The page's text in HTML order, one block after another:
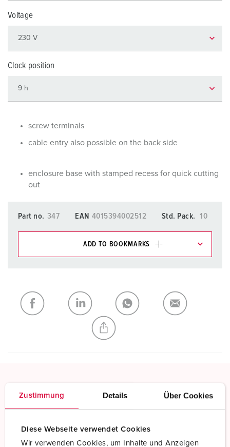
Zustimmung Details Über Cookies
Diese Webseite verwendet Cookies
Wir verwenden Cookies, um Inhalte und Anzeigen
Voltage
Clock position
screw terminals
cable entry also possible on the back side
enclosure base with stamped recess for quick cutting
out
Part no. 347 EAN 4015394002512 Std. Pack. 10
ADD TO BOOKMARKS
My list ADD
CREATE A NEW LIST
Screw terminals
Standard screw terminals
Read more